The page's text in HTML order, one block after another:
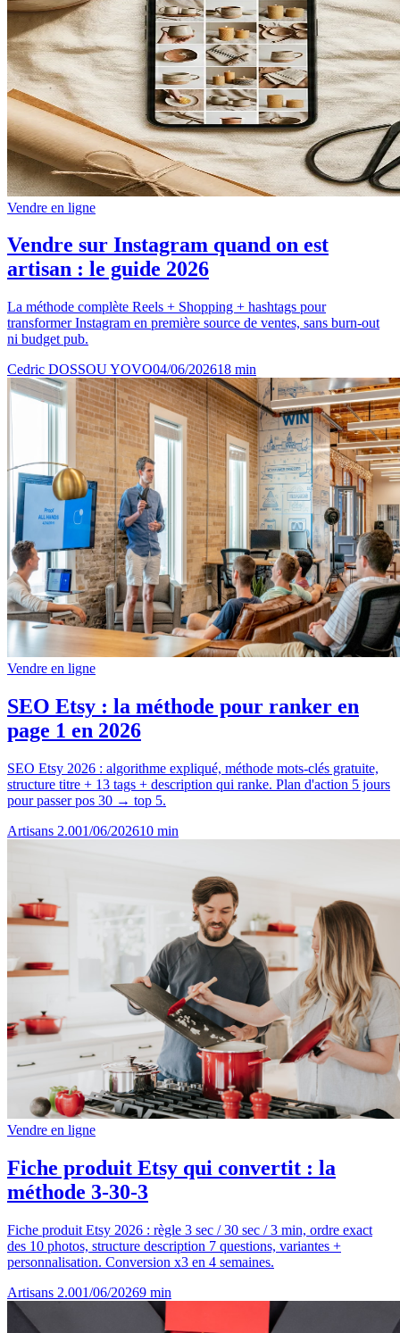
Vendre en ligne
Vendre sur Instagram quand on est
artisan : le guide 2026
La méthode complète Reels + Shopping + hashtags pour
transformer Instagram en première source de ventes, sans burn-out
ni budget pub.
Cedric DOSSOU YOVO04/06/202618 min
Vendre en ligne
SEO Etsy : la méthode pour ranker en
page 1 en 2026
SEO Etsy 2026 : algorithme expliqué, méthode mots-clés gratuite,
structure titre + 13 tags + description qui ranke. Plan d'action 5 jours
pour passer pos 30 → top 5.
Artisans 2.001/06/202610 min
Vendre en ligne
Fiche produit Etsy qui convertit : la
méthode 3-30-3
Fiche produit Etsy 2026 : règle 3 sec / 30 sec / 3 min, ordre exact
des 10 photos, structure description 7 questions, variantes +
personnalisation. Conversion x3 en 4 semaines.
Artisans 2.001/06/20269 min